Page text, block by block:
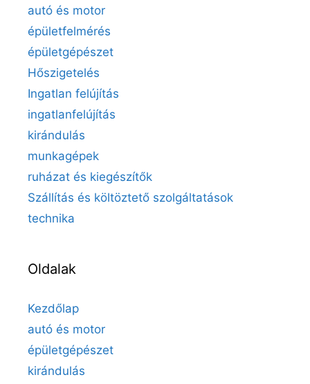
autó és motor
épületfelmérés
épületgépészet
Hőszigetelés
Ingatlan felújítás
ingatlanfelújítás
kirándulás
munkagépek
ruházat és kiegészítők
Szállítás és költöztető szolgáltatások
technika
Oldalak
Kezdőlap
autó és motor
épületgépészet
kirándulás